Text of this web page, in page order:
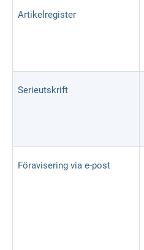
Artikelregister
Serieutskrift
Föravisering via e-post